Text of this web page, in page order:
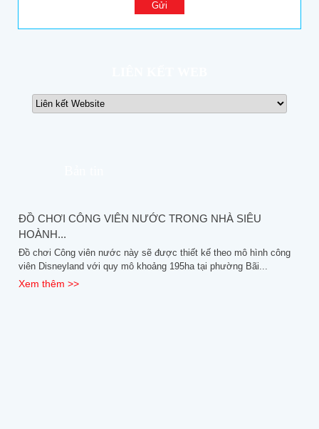
ĐỒ CHƠI CÔNG VIÊN NƯỚC TRONG NHÀ SIÊU
HOÀNH...
Đồ chơi Công viên nước này sẽ được thiết kế theo mô hình công
viên Disneyland với quy mô khoảng 195ha tại phường Bãi...
Xem thêm >>